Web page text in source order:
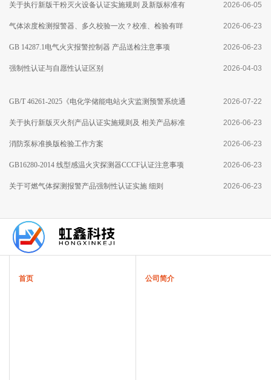
修订及执行点型火焰探测器产品新版 国家标准有关要求
的通知
关于执行新版干粉灭火设备认证实施规则 及新版标准有
关要求的通知
2026-06-05
气体浓度检测报警器、多久校验一次？校准、检验有咩
区别？
2026-06-23
GB 14287.1电气火灾报警控制器 产品送检注意事项 2026-06-23
强制性认证与自愿性认证区别 2026-04-03
GB/T 46261-2025《电化学储能电站火灾监测预警系统通
用技术要求》标准分析
2026-07-22
关于执行新版灭火剂产品认证实施规则及 相关产品标准
有关要求的通知
2026-06-23
消防泵标准换版检验工作方案 2026-06-23
GB16280-2014 线型感温火灾探测器CCCF认证注意事项 2026-06-23
关于可燃气体探测报警产品强制性认证实施 细则 2026-06-23
首页 公司简介